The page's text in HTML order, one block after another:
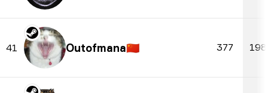
41 Outofmana🇨🇳 377